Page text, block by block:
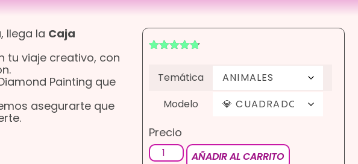
llega la Caja
tu viaje creativo, con
Painting que
asegurarte que
5 en base
de clientes
Temática
Modelo
Precio
AÑADIR AL CARRITO